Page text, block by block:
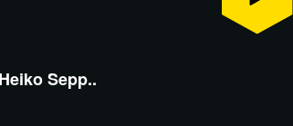
Sepp..